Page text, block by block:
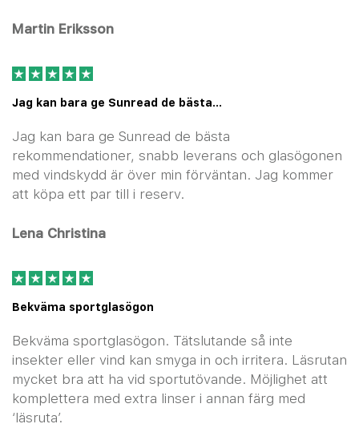
Martin Eriksson
Jag kan bara ge Sunread de bästa…
Jag kan bara ge Sunread de bästa
rekommendationer, snabb leverans och glasögonen
med vindskydd är över min förväntan. Jag kommer
att köpa ett par till i reserv.
Lena Christina
Bekväma sportglasögon
Bekväma sportglasögon. Tätslutande så inte
insekter eller vind kan smyga in och irritera. Läsrutan
mycket bra att ha vid sportutövande. Möjlighet att
komplettera med extra linser i annan färg med
‘läsruta’.